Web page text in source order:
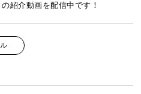
紹介動画を配信中です！